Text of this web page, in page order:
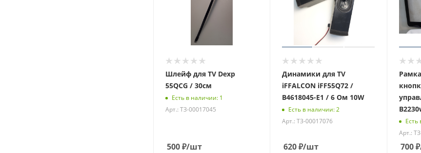
Шлейф для TV Dexp
55QCG / 30см
Есть в наличии: 1
Арт.: ТЗ-00017045
500₽/шт
Динамики для TV
iFFALCON iFF55Q72 /
B4618045-E1 / 6 Ом 10W
Есть в наличии: 2
Арт.: ТЗ-00017076
620₽/шт
Есть
Арт.:
700₽